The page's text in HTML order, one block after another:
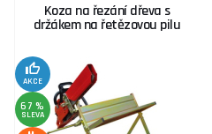
Koza na řezání dřeva s
držákem na řetězovou pilu
AKCE
67 %
SLEVA